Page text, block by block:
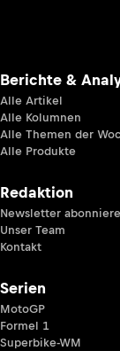
Berichte &
Alle Artikel
Alle Kolumnen
Alle Themen der
Alle Produkte
Redaktion
Newsletter
Unser Team
Kontakt
Serien
MotoGP
Formel 1
Superbike-WM